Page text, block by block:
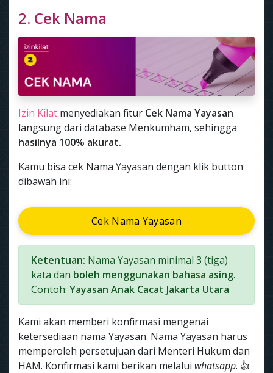
2. Cek Nama
Izin Kilat menyediakan fitur Cek Nama Yayasan
langsung dari database Menkumham, sehingga
hasilnya 100% akurat.
Kamu bisa cek Nama Yayasan dengan klik button
dibawah ini:
Cek Nama Yayasan
Ketentuan: Nama Yayasan minimal 3 (tiga)
kata dan boleh menggunakan bahasa asing.
Contoh: Yayasan Anak Cacat Jakarta Utara
Kami akan memberi konfirmasi mengenai
ketersediaan nama Yayasan. Nama Yayasan harus
memperoleh persetujuan dari Menteri Hukum dan
HAM. Konfirmasi kami berikan melalui whatsapp. 👍